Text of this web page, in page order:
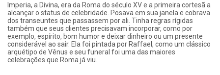
Imperia, a Divina, era da Roma do século XV e a primeira cortesã a
alcançar o status de celebridade. Posava em sua janela e cobrava
dos transeuntes que passassem por ali. Tinha regras rígidas
também que seus clientes precisavam incorporar, como por
exemplo, espírito, bom humor e deixar dinheiro ou um presente
considerável ao sair. Ela foi pintada por Raffael, como um clássico
arquétipo de Vênus e seu funeral foi uma das maiores
celebrações que Roma já viu.